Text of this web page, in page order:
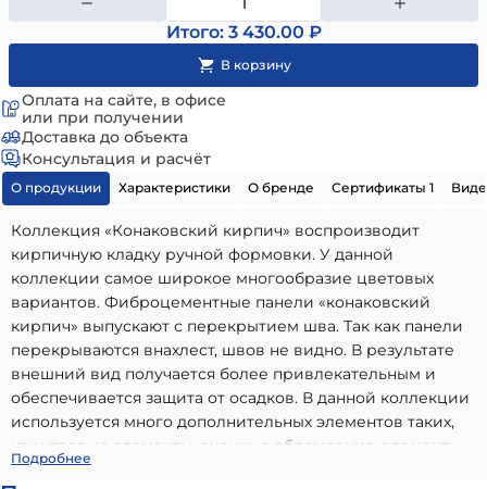
Итого: 3 430.00 ₽
Оплата на сайте, в офисе
или при получении
Доставка до объекта
Консультация и расчёт
О продукции Характеристики О бренде Сертификаты 1
Коллекция «Конаковский кирпич» воспроизводит
кирпичную кладку ручной формовки. У данной
коллекции самое широкое многообразие цветовых
вариантов. Фиброцементные панели «конаковский
кирпич» выпускают с перекрытием шва. Так как панели
перекрываются внахлест, швов не видно. В результате
внешний вид получается более привлекательным и
обеспечивается защита от осадков. В данной коллекции
используется много дополнительных элементов таких,
как угловые элементы, оконные обрамления, элементы
декора и т.д. Уникальная запатентованная система
Облицовочная камень-панель конаковский кирпич
Подробнее